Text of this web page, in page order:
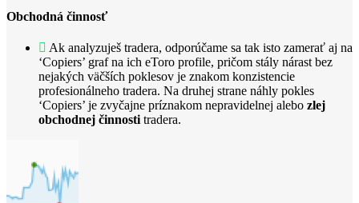
Obchodná činnosť
Ak analyzuješ tradera, odporúčame sa tak isto zamerať aj na
‘Copiers’ graf na ich eToro profile, pričom stály nárast bez
nejakých väčších poklesov je znakom konzistencie
profesionálneho tradera. Na druhej strane náhly pokles
‘Copiers’ je zvyčajne príznakom nepravidelnej alebo zlej
obchodnej činnosti tradera.